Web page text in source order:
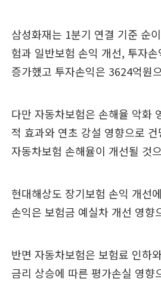
삼성화재는 1분기 연결 기준 순
험과 일반보험 손익 개선, 투자
증가했고 투자손익은 3624억원
다만 자동차보험은 손해율 악화
적 효과와 연초 강설 영향으로
자동차보험 손해율이 개선될 것
현대해상도 장기보험 손익 개선
손익은 보험금 예실차 개선 영
반면 자동차보험은 보험료 인하
금리 상승에 따른 평가손실 영